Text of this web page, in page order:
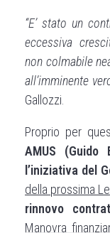
“E’ stato un
eccessiva
non colmabile
all’imminente
Gallozzi.
Proprio per
AMUS (Guido
l’iniziativa del
della prossima
rinnovo
Manovra